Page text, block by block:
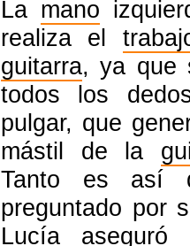
La mano
realiza el
guitarra, ya que
todos los
pulgar, que
mástil de la
Tanto es así
preguntado por
Lucía